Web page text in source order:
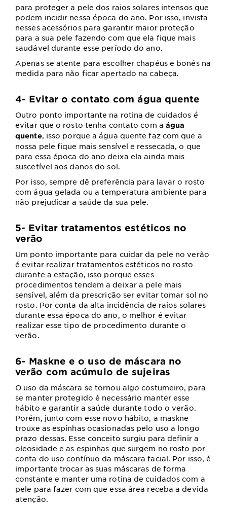
para proteger a pele dos raios solares intensos que
podem incidir nessa época do ano. Por isso, invista
nesses acessórios para garantir maior proteção
para a sua pele fazendo com que ela fique mais
saudável durante esse período do ano.
Apenas se atente para escolher chapéus e bonés na
medida para não ficar apertado na cabeça.
4- Evitar o contato com água quente
Outro ponto importante na rotina de cuidados é
evitar que o rosto tenha contato com a água
quente, isso porque a água quente faz com que a
nossa pele fique mais sensível e ressecada, o que
para essa época do ano deixa ela ainda mais
suscetível aos danos do sol.
Por isso, sempre dê preferência para lavar o rosto
com água gelada ou a temperatura ambiente para
não prejudicar a saúde da sua pele.
5- Evitar tratamentos estéticos no
verão
Um ponto importante para cuidar da pele no verão
é evitar realizar tratamentos estéticos no rosto
durante a estação, isso porque esses
procedimentos tendem a deixar a pele mais
sensível, além da prescrição ser evitar tomar sol no
rosto. Por conta da alta incidência de raios solares
durante essa época do ano, o melhor é evitar
realizar esse tipo de procedimento durante o
verão.
6- Maskne e o uso de máscara no
verão com acúmulo de sujeiras
O uso da máscara se tornou algo costumeiro, para
se manter protegido é necessário manter esse
hábito e garantir a saúde durante todo o verão.
Porém, junto com esse novo hábito, a maskne
trouxe as espinhas ocasionadas pelo uso a longo
prazo dessas. Esse conceito surgiu para definir a
oleosidade e as espinhas que surgem no rosto por
conta do uso contínuo da máscara facial. Por isso, é
importante trocar as suas máscaras de forma
constante e manter uma rotina de cuidados com a
pele para fazer com que essa área receba a devida
atenção.